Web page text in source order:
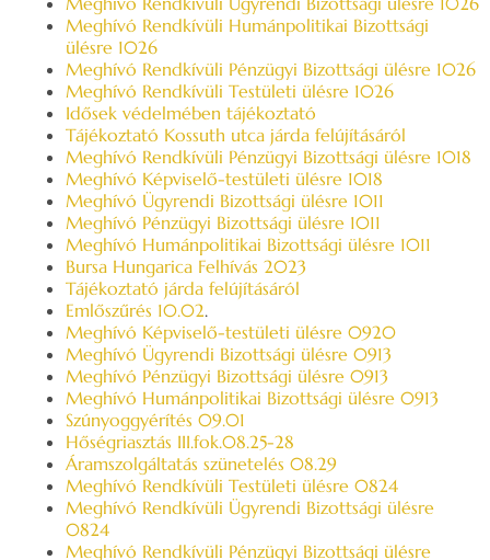
Meghívó Rendkívüli Humánpolitikai Bizottsági
ülésre 1026
Meghívó Rendkívüli Pénzügyi Bizottsági ülésre 1026
Meghívó Rendkívüli Testületi ülésre 1026
Idősek védelmében tájékoztató
Tájékoztató Kossuth utca járda felújításáról
Meghívó Rendkívüli Pénzügyi Bizottsági ülésre 1018
Meghívó Képviselő-testületi ülésre 1018
Meghívó Ügyrendi Bizottsági ülésre 1011
Meghívó Pénzügyi Bizottsági ülésre 1011
Meghívó Humánpolitikai Bizottsági ülésre 1011
Bursa Hungarica Felhívás 2023
Tájékoztató járda felújításáról
Emlőszűrés 10.02.
Meghívó Képviselő-testületi ülésre 0920
Meghívó Ügyrendi Bizottsági ülésre 0913
Meghívó Pénzügyi Bizottsági ülésre 0913
Meghívó Humánpolitikai Bizottsági ülésre 0913
Szúnyoggyérítés 09.01
Hőségriasztás III.fok.08.25-28
Áramszolgáltatás szünetelés 08.29
Meghívó Rendkívüli Testületi ülésre 0824
Meghívó Rendkívüli Ügyrendi Bizottsági ülésre
0824
Meghívó Rendkívüli Pénzügyi Bizottsági ülésre